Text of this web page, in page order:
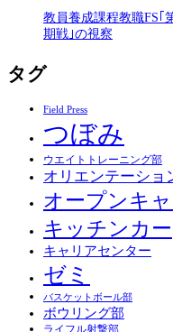
教員養成課程教職FS｢
期戦｣の視察
タグ
Field Press
つぼみ
ウエイトトレーニング部
オリエンテーショ
オープンキ
キッチンカー
キャリアセンター
ゼミ
バスケットボール部
ボウリング部